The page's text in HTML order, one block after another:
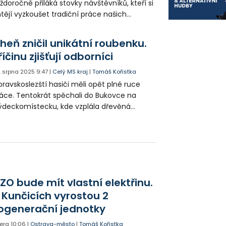
přiláká stovky návštěvníků, kteří si
vyzkoušet tradiční práce našich
novinek.
zničil unikátní roubenku.
zjišťují odborníci
srpna 2025 9:47 | Celý MS kraj |Tomáš Kořistka
hasiči měli opět plné ruce
Tentokrát spěchali do Bukovce na
kde vzplála dřevěná
bude mít vlastní elektřinu.
Kunčicích vyrostou 2
jednotky
10:06 | Ostrava-město |Tomáš Kořistka